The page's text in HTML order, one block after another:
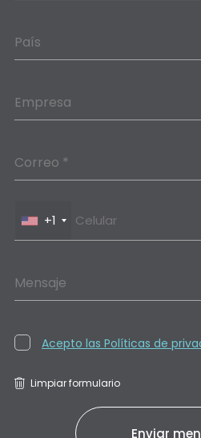
País
Empresa
Correo *
+1
Mensaje
Acepto las Políticas de
Limpiar formulario